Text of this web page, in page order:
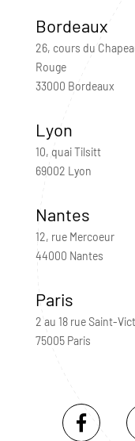
Bordeaux
26, cours du
Rouge
33000 Bordeaux
Lyon
10, quai Tilsitt
69002 Lyon
Nantes
12, rue Mercoeur
44000 Nantes
Paris
2 au 18 rue Saint-
75005 Paris